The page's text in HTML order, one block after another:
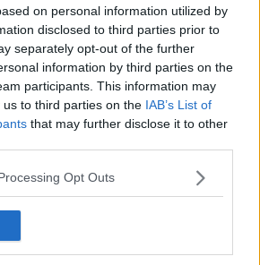
on personal information utilized by
disclosed to third parties prior to
separately opt-out of the further
information by third parties on the
participants. This information may
to third parties on the IAB’s List of
that may further disclose it to other
Opt Outs
i laureati toscani raddoppiati
per la diagnosi precoce
per le parlamentari di Forza Italia
tra semplicità e rischi
del sole nel Duomo
in rosa a suon di numeri e teoremi